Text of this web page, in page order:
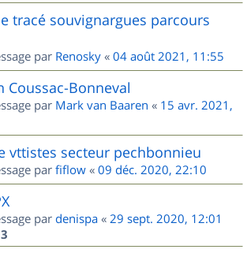
tracé souvignargues parcours
par Renosky « 04 août 2021, 11:55
Coussac-Bonneval
par Mark van Baaren « 15 avr. 2021,
vttistes secteur pechbonnieu
par fiflow « 09 déc. 2020, 22:10
par denispa « 29 sept. 2020, 12:01
3